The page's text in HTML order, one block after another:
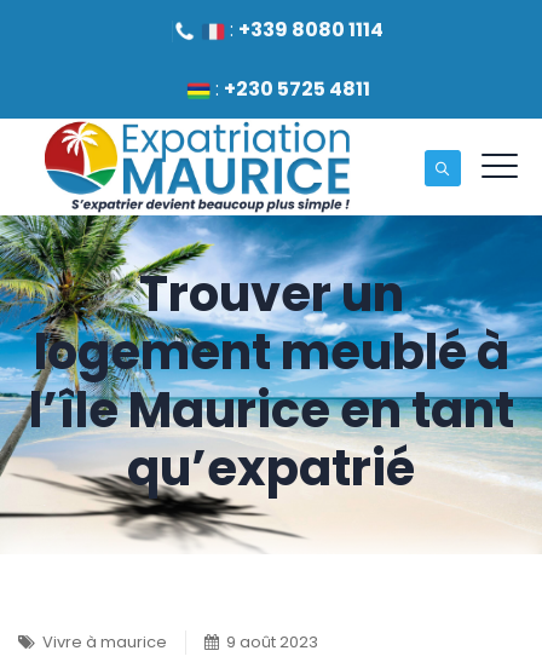
: +339 8080 1114
: +230 5725 4811
Trouver un
logement meublé à
l’île Maurice en tant
qu’expatrié
Vivre à maurice 9 août 2023